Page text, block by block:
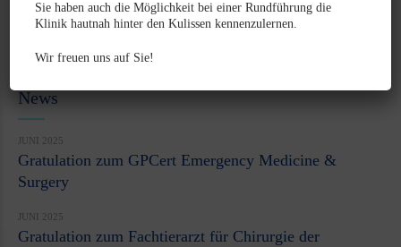
Zahnstein
News
JUNI 2025
Gratulation zum GPCert Emergency Medicine &
Surgery
JUNI 2025
Gratulation zum Fachtierarzt für Chirurgie der
Sie haben auch die Möglichkeit bei einer Rundführung die
Klinik hautnah hinter den Kulissen kennenzulernen.
Wir freuen uns auf Sie!